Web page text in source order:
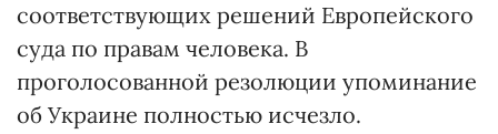
соответствующих решений Европейского
суда по правам человека. В
проголосованной резолюции упоминание
об Украине полностью исчезло.